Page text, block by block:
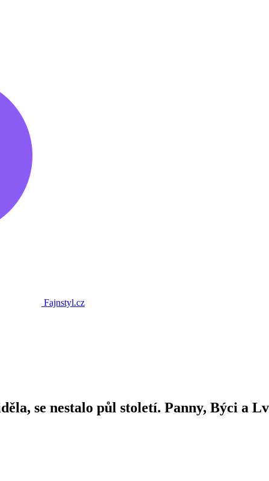
Fajnstyl.cz
se nestalo půl století. Panny, Býci a